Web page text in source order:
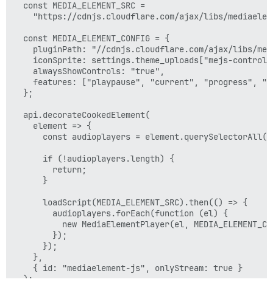
  const MEDIA_ELEMENT_SRC =
"https://cdnjs.cloudflare.com/ajax/libs/
  const MEDIA_ELEMENT_CONFIG = {
pluginPath: "//cdnjs.cloudflare.com/ajax/libs/
iconSprite: settings.theme_uploads["mejs-
    alwaysShowControls: "true",
features: ["playpause", "current", "progress",
  };
  api.decorateCookedElement(
    element => {
const audioplayers =
      if (!audioplayers.length) {
        return;
      }
      loadScript(MEDIA_ELEMENT_SRC).then(() => {
        audioplayers.forEach(function (el) {
new MediaElementPlayer(el,
        });
      });
    },
    { id: "mediaelement-js", onlyStream: true }
  );